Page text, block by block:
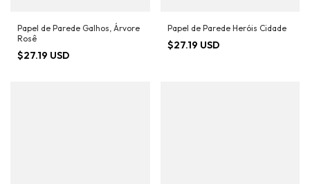
Papel de Parede Galhos, Árvore
Rosê
$27.19 USD
Papel de Parede Heróis Cidade
$27.19 USD